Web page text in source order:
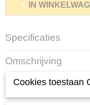
IN
Specificaties
Productcode
85-1
Netto gewicht
Omschrijving
Mix
Cookies toestaan